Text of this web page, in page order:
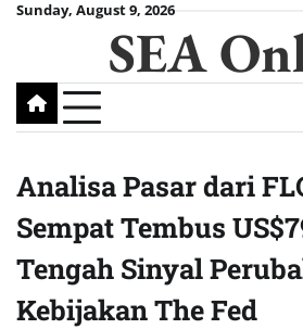
SkipSunday, August 9, 2026
SEA
Analisa Pasar dari
Sempat Tembus
Tengah Sinyal
Kebijakan The Fed